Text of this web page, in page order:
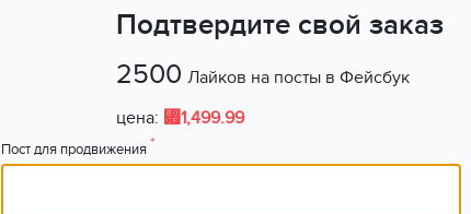
Подтвердите свой заказ
2500 Лайков на посты в Фейсбук
цена: ⃏1,499.99
Пост для продвижения*